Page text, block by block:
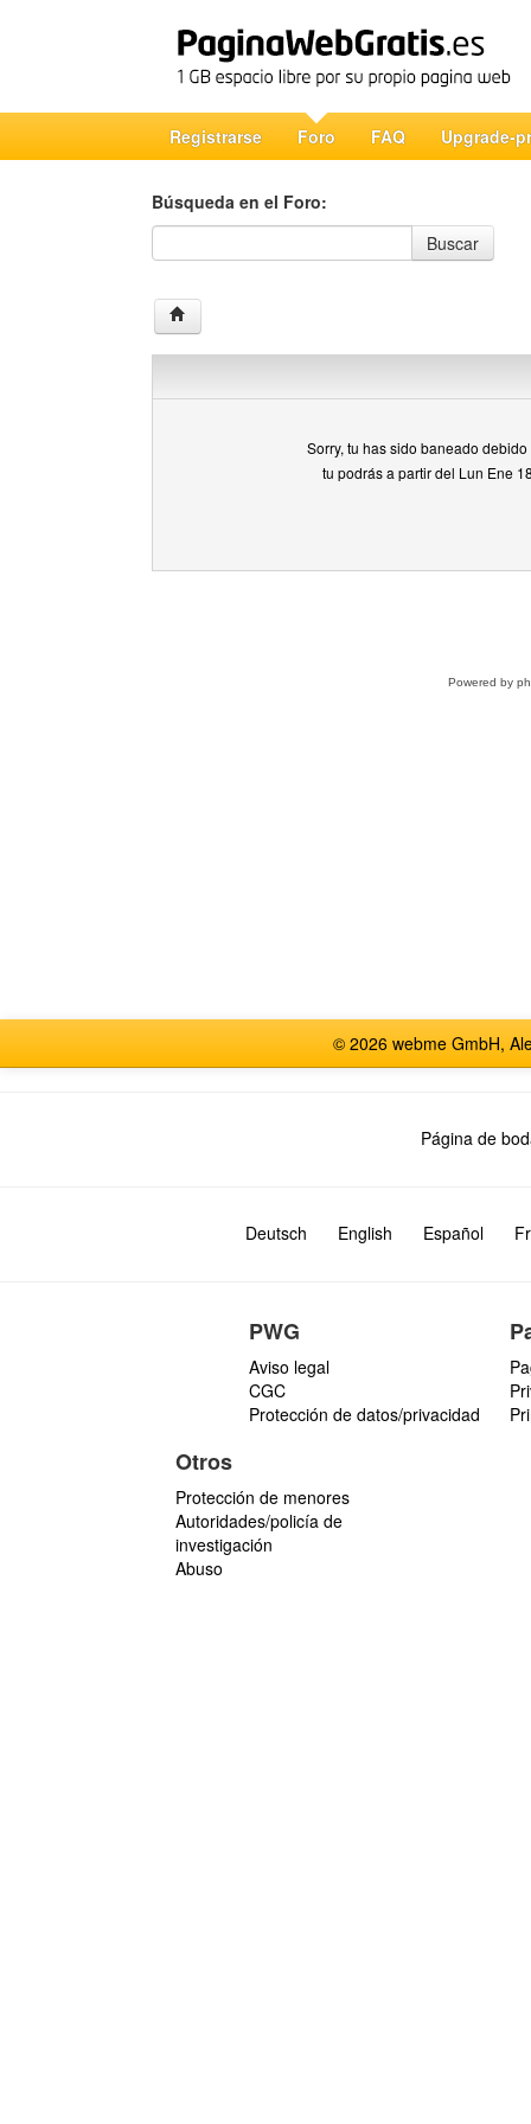
Registrarse Foro FAQ Upgrade-
Búsqueda en el Foro:
Búsqueda en el Foro
Buscar
Sorry, tu has sido baneado
tu podrás a partir del Lun Ene
Powered by
© 2026 webme GmbH,
Página de
Deutsch English Español
PWG
Aviso legal
CGC
Protección de datos/privacidad
Otros
Protección de menores
Autoridades/policía de
investigación
Abuso